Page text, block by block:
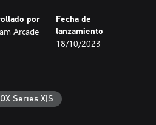
te empujen a aprender
por supuesto, mandar a los
puñetazos.
por
Arcade
Fecha de
lanzamiento
18/10/2023
Series X|S